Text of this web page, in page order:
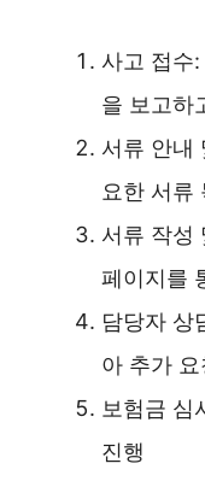
사고 접수
을 보고하
서류 안내
요한 서류
서류 작성
페이지를
담당자 상
아 추가
보험금 심
진행